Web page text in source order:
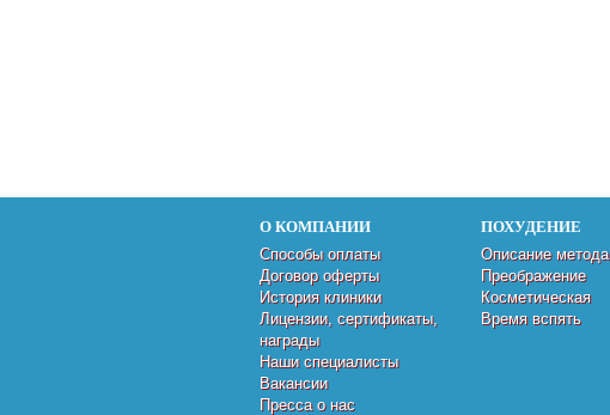
О КОМПАНИИ
Способы оплаты
Договор оферты
История клиники
Лицензии, сертификаты,
награды
Наши специалисты
Вакансии
Пресса о нас
ПОХУДЕНИЕ
Описание метода
Преображение
Косметическая
Время вспять